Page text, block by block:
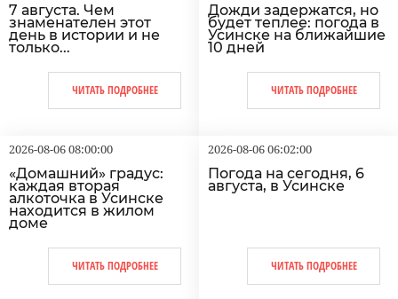
7 августа. Чем
знаменателен этот
день в истории и не
только...
ЧИТАТЬ ПОДРОБНЕЕ
Дожди задержатся, но
будет теплее: погода в
Усинске на ближайшие
10 дней
ЧИТАТЬ ПОДРОБНЕЕ
2026-08-06 08:00:00
«Домашний» градус:
каждая вторая
алкоточка в Усинске
находится в жилом
доме
ЧИТАТЬ ПОДРОБНЕЕ
2026-08-06 06:02:00
Погода на сегодня, 6
августа, в Усинске
ЧИТАТЬ ПОДРОБНЕЕ